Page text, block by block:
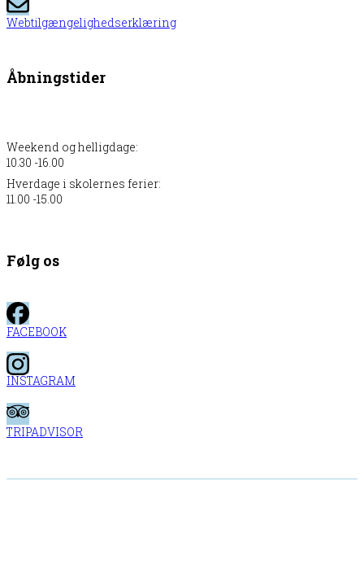
Webtilgængelighedserklæring
Åbningstider
Weekend og helligdage:
10.30 -16.00
Hverdage i skolernes ferier:
11.00 -15.00
Følg os
FACEBOOK
INSTAGRAM
TRIPADVISOR